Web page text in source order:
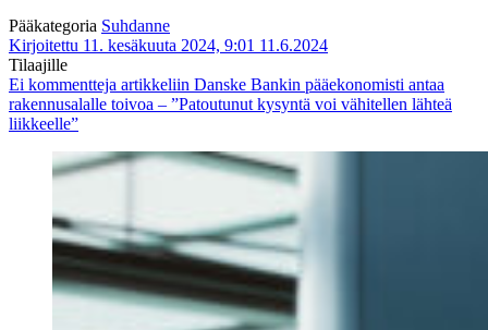
Pääkategoria Suhdanne
Kirjoitettu 11. kesäkuuta 2024, 9:01 11.6.2024
Tilaajille
Ei kommentteja artikkeliin Danske Bankin pääekonomisti antaa
rakennusalalle toivoa – ”Patoutunut kysyntä voi vähitellen lähteä
liikkeelle”